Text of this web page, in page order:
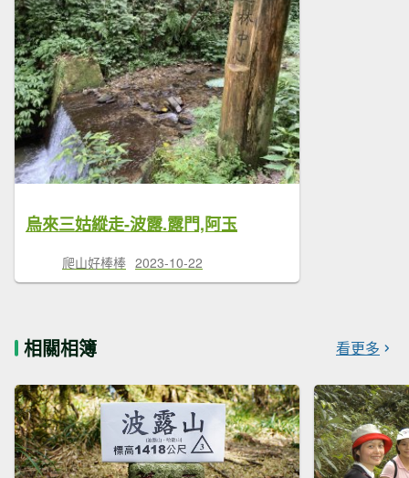
烏來三姑縱走-波露.露門,阿玉
爬山好棒棒 2023-10-22
相關相簿 看更多